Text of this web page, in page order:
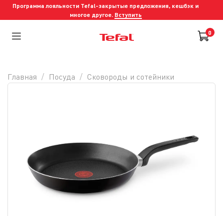
Программа лояльности Tefal-закрытые предложения, кешбэк и
многое другое. Вступить
0
Главная Посуда Сковороды и cотейники